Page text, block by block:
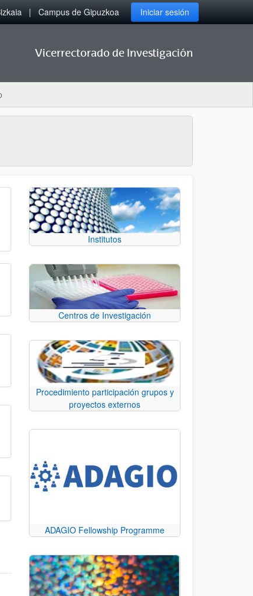
Campus de Gipuzkoa Iniciar sesión
Vicerrectorado de Investigación
Institutos
Centros de Investigación
Procedimiento participación grupos y
proyectos externos
ADAGIO Fellowship Programme